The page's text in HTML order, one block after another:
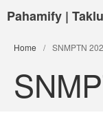
Pahamify |
Home / SNMPTN